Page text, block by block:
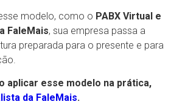
modelo, como o PABX Virtual e
FaleMais, sua empresa passa a
preparada para o presente e para
aplicar esse modelo na prática,
da FaleMais.